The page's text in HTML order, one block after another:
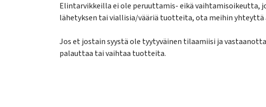
Elintarvikkeilla ei ole peruuttamis- eikä
lähetyksen tai viallisia/vääriä tuotteita, ota meihin
Jos et jostain syystä ole tyytyväinen tilaamiisi ja
palauttaa tai vaihtaa tuotteita.